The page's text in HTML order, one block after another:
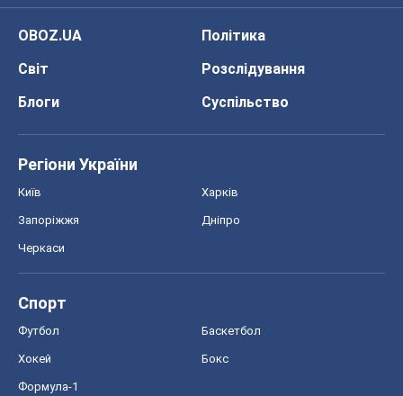
OBOZ.UA
Політика
Світ
Розслідування
Блоги
Суспільство
Регіони України
Київ Харків
Запоріжжя Дніпро
Черкаси
Спорт
Футбол Баскетбол
Хокей Бокс
Формула-1